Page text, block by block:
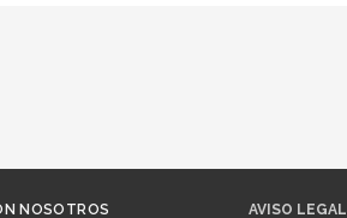
NOSOTROS AVISO LEGAL